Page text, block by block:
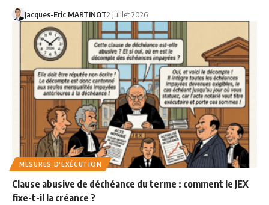
Jacques-Eric MARTINOT2 juillet 2026
MESURES D'EXÉCUTION
Clause abusive de déchéance du terme : comment le JEX
fixe-t-il la créance ?